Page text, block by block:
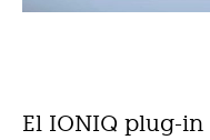
El IONIQ plug-in